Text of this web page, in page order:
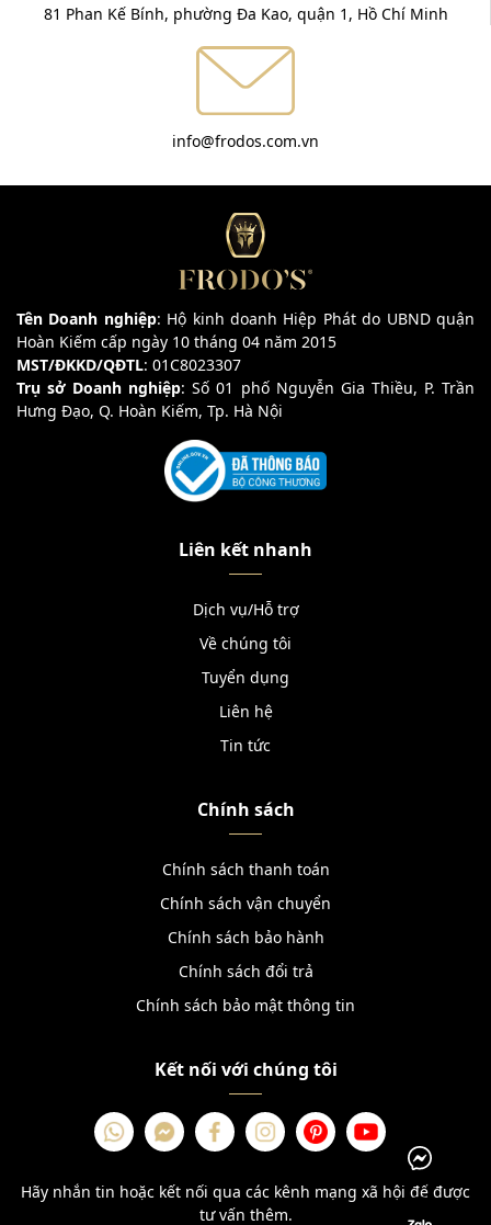
81 Phan Kế Bính, phường Đa Kao, quận 1, Hồ Chí Minh
info@frodos.com.vn
Tên Doanh nghiệp: Hộ kinh doanh Hiệp Phát do UBND quận
Hoàn Kiếm cấp ngày 10 tháng 04 năm 2015
MST/ĐKKD/QĐTL: 01C8023307
Trụ sở Doanh nghiệp: Số 01 phố Nguyễn Gia Thiều, P. Trần
Hưng Đạo, Q. Hoàn Kiếm, Tp. Hà Nội
Liên kết nhanh
Dịch vụ/Hỗ trợ
Về chúng tôi
Tuyển dụng
Liên hệ
Tin tức
Chính sách
Chính sách thanh toán
Chính sách vận chuyển
Chính sách bảo hành
Chính sách đổi trả
Chính sách bảo mật thông tin
Kết nối với chúng tôi
Hãy nhắn tin hoặc kết nối qua các kênh mạng xã hội để được
tư vấn thêm.